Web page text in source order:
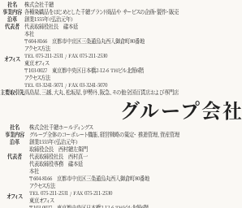
社名
株式会社千總
事業内容 各種染織品をはじめとした千總ブランド商品や サービスの企画・製作・販売
沿革
創業1555年（弘治元年）
代表者
代表取締役社長 礒本延
オフィス
本社
〒604-8166 京都市中京区三条通烏丸西入御倉町80番地
アクセス方法
TEL 075-211-2531 / FAX 075-211-2530
東京オフィス
〒103-0027 東京都中央区日本橋2-12-6 THビル北館6階
アクセス方法
TEL 03-3241-5071 / FAX 03-3241-5070
主要取引先髙島屋、三越、大丸、松坂屋、伊勢丹、阪急、その他全国百貨店および専門店
グループ会社
社名
株式会社千總ホールディングス
事業内容
グループ全体のコーポレート機能、経営戦略の策定・ 推進管理、資産管理
沿革
創業1555年（弘治元年）
代表者
取締役会長 西村總左衛門
代表取締役社長 西村真一
代表取締役専務 礒本延
オフィス
本社
〒604-8166 京都市中京区三条通烏丸西入御倉町80番地
アクセス方法
TEL 075-211-2531 / FAX 075-211-2530
東京オフィス